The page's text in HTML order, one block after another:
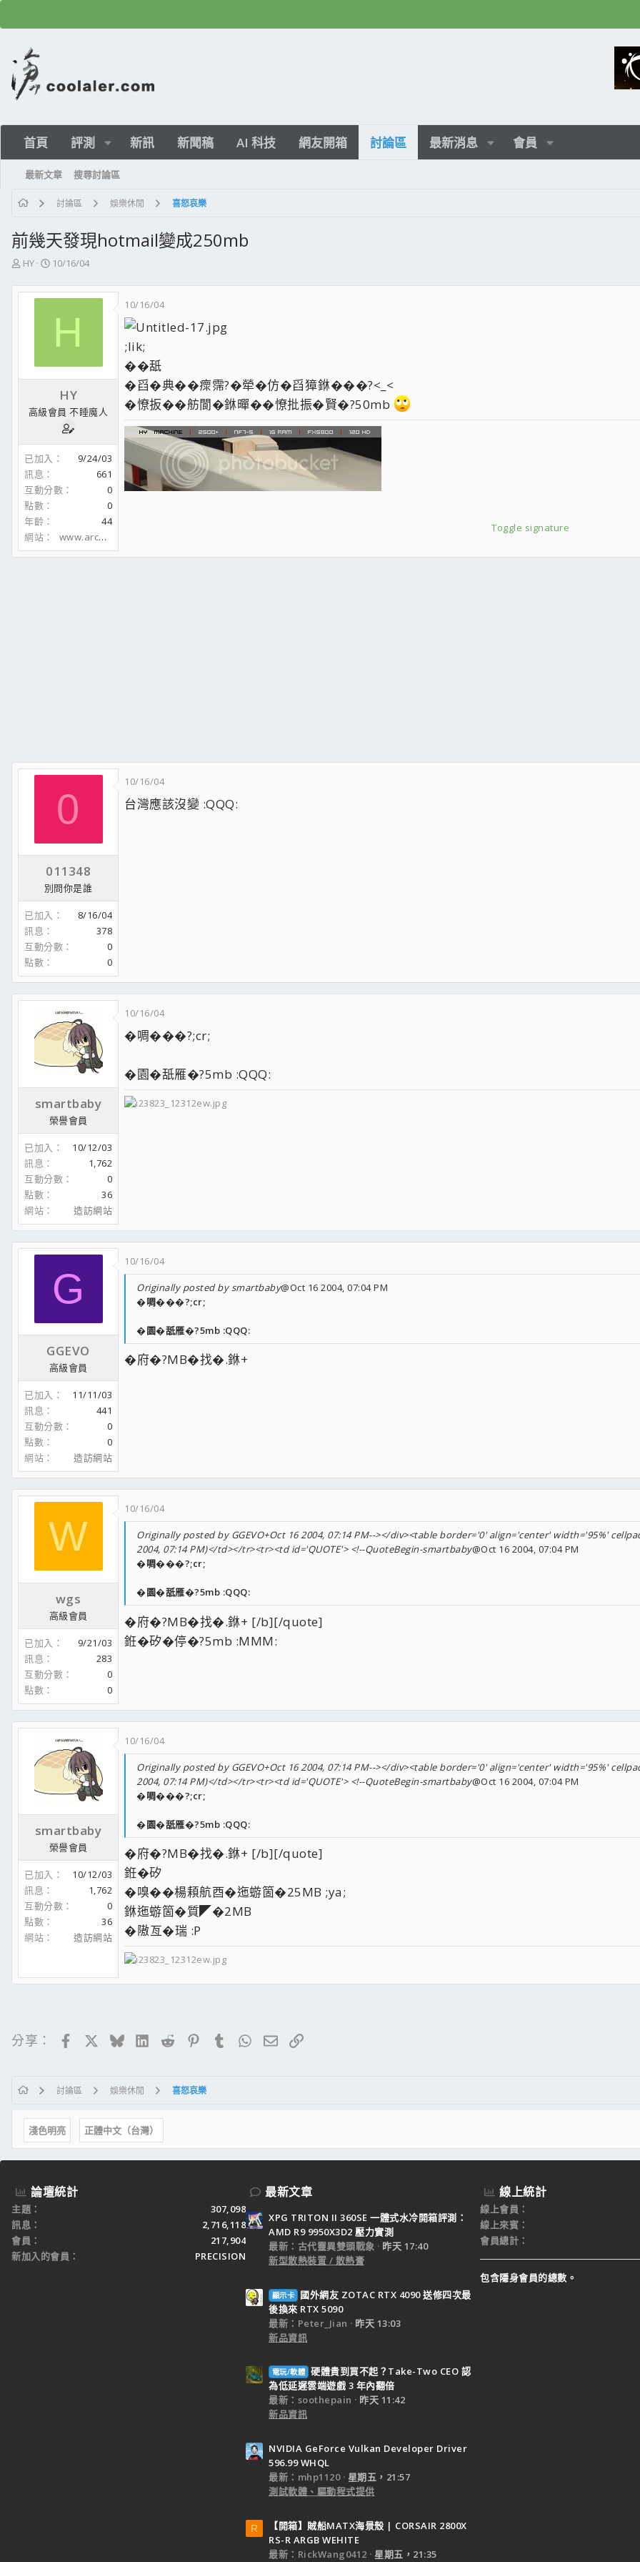
首頁 評測 新訊 新聞稿 AI 科技 網友開箱 討論區 最新消息 會員
最新文章 搜尋討論區
討論區 娛樂休閒 喜怒哀樂
前幾天發現hotmail變成250mb
主
發
HY
開
日
10/16/04
H
HY
高級會員 不睡魔人
已加入
9/24/03
訊息
661
互動分數
0
點數
0
年齡
44
網站
www.arch.usyd.edu.au
10/16/04
;lik;
��舐
�舀�典��瘝霈?�犖�仿�舀獐銝���?<_<
�憭扳��舫閬�銝暺��憭批振�賢�?50mb
Toggle signature
0
011348
別問你是誰
已加入
8/16/04
訊息
378
互動分數
0
點數
0
10/16/04
台灣應該沒變 :QQQ:
smartbaby
榮譽會員
已加入
10/12/03
訊息
1,762
互動分數
0
點數
36
網站
造訪網站
10/16/04
�啁���?;cr;
�園�舐雁�?5mb :QQQ:
G
GGEVO
高級會員
已加入
11/11/03
訊息
441
互動分數
0
點數
0
網站
造訪網站
10/16/04
Originally posted by smartbaby@Oct 16 2004, 07:04 PM
�啁���?;cr;
�園�舐雁�?5mb :QQQ:
�府�?MB�找�.銝+
W
wgs
高級會員
已加入
9/21/03
訊息
283
互動分數
0
點數
0
10/16/04
Originally posted by GGEVO+Oct 16 2004, 07:14 PM--></div><table border='0' align='center' width='95%'
2004, 07:14 PM)</td></tr><tr><td id='QUOTE'> <!--QuoteBegin-smartbaby@Oct 16 2004, 07:04 PM
�啁���?;cr;
�園�舐雁�?5mb :QQQ:
�府�?MB�找�.銝+ [/b][/quote]
銋�矽�停�?5mb :MMM:
smartbaby
榮譽會員
已加入
10/12/03
訊息
1,762
互動分數
0
點數
36
網站
造訪網站
10/16/04
Originally posted by GGEVO+Oct 16 2004, 07:14 PM--></div><table border='0' align='center' width='95%'
2004, 07:14 PM)</td></tr><tr><td id='QUOTE'> <!--QuoteBegin-smartbaby@Oct 16 2004, 07:04 PM
�啁���?;cr;
�園�舐雁�?5mb :QQQ:
�府�?MB�找�.銝+ [/b][/quote]
銋�矽
�嗅��楊頛航酉�迤蝣箇�25MB ;ya;
銝迤蝣箇�質◤�2MB
�隞亙�瑞 :P
分享： FacebookBlueskyLinkedIn
RedditPinterestTumblrWhatsApp
電子郵件
連結
討論區 娛樂休閒 喜怒哀樂
淺色明亮 正體中文（台灣）
論壇統計
主題
307,098
訊息
2,716,118
會員
217,904
新加入的會員
PRECISION
最新文章
XPG TRITON II 360SE 一體式水冷開箱評測：
AMD R9 9950X3D2 壓力實測
最新：古代靈異雙頭戰象
昨天 17:40
新型散熱裝置 / 散熱膏
顯示卡
國外網友 ZOTAC RTX 4090 送修四次最
後換來 RTX 5090
最新：Peter_Jian
昨天 13:03
新品資訊
電玩/軟體 硬體貴到買不起？Take-Two CEO 認
為低延遲雲端遊戲 3 年內翻倍
最新：soothepain
昨天 11:42
新品資訊
NVIDIA GeForce Vulkan Developer Driver
596.99 WHQL
最新：mhp1120
星期五，21:57
測試軟體、驅動程式提供
R
【開箱】賊船MATX海景殼 | CORSAIR 2800X
RS-R ARGB WEHITE
最新：RickWang0412
星期五，21:35
線上統計
線上會員
線上來賓
會員總計
包含隱身會員的總數。